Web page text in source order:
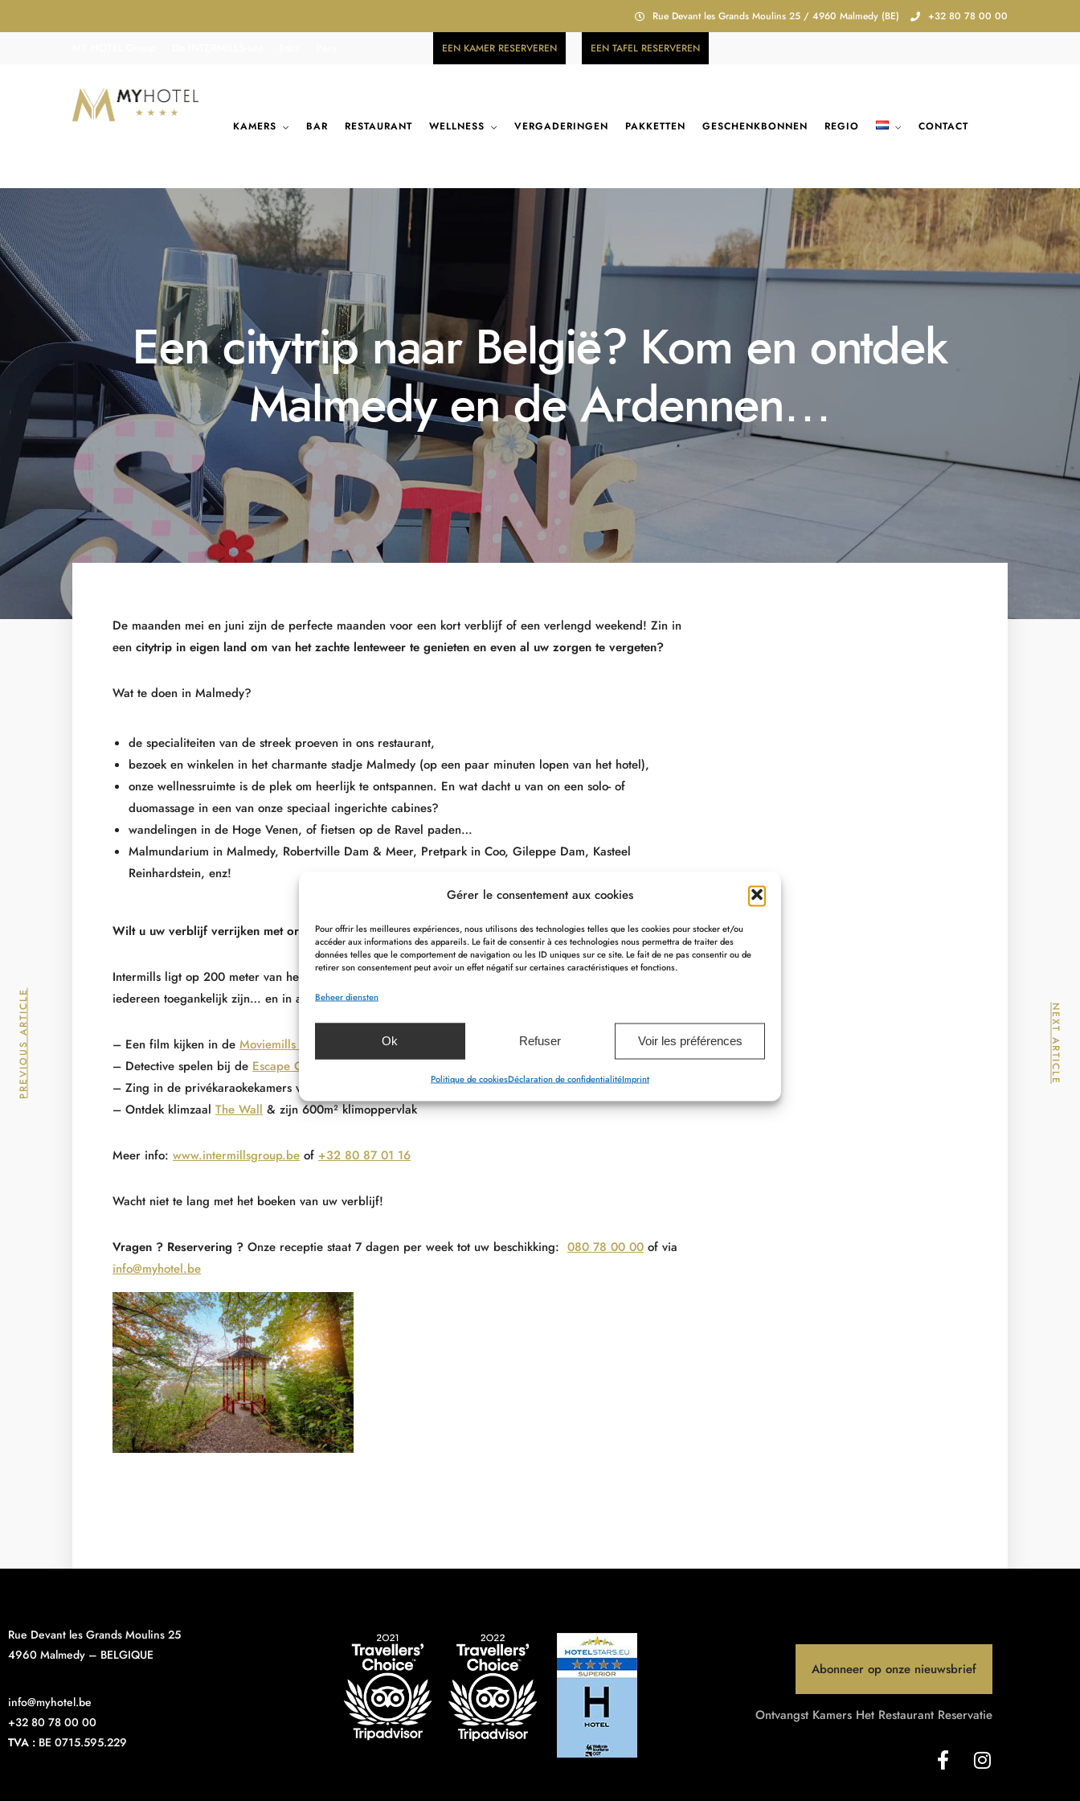
Gérer le consentement aux cookies
Pour offrir les meilleures expériences, nous utilisons des technologies telles que les cookies pour stocker et/ou
accéder aux informations des appareils. Le fait de consentir à ces technologies nous permettra de traiter des
données telles que le comportement de navigation ou les ID uniques sur ce site. Le fait de ne pas consentir ou de
retirer son consentement peut avoir un effet négatif sur certaines caractéristiques et fonctions.
Beheer diensten
Ok Refuser Voir les préférences
Politique de cookiesDéclaration de confidentialitéImprint
Rue Devant les Grands Moulins 25 / 4960 Malmedy (BE) +32 80 78 00 00
EEN KAMER RESERVEREN EEN TAFEL RESERVEREN
KAMERS BAR RESTAURANT WELLNESS VERGADERINGEN PAKKETTEN GESCHENKBONNEN REGIO CONTACT
Een citytrip naar België? Kom en ontdek
Malmedy en de Ardennen…
De maanden mei en juni zijn de perfecte maanden voor een kort verblijf of een verlengd weekend! Zin in
een citytrip in eigen land om van het zachte lenteweer te genieten en even al uw zorgen te vergeten?
Wat te doen in Malmedy?
de specialiteiten van de streek proeven in ons restaurant,
bezoek en winkelen in het charmante stadje Malmedy (op een paar minuten lopen van het hotel),
onze wellnessruimte is de plek om heerlijk te ontspannen. En wat dacht u van on een solo- of
duomassage in een van onze speciaal ingerichte cabines?
wandelingen in de Hoge Venen, of fietsen op de Ravel paden…
Malmundarium in Malmedy, Robertville Dam & Meer, Pretpark in Coo, Gileppe Dam, Kasteel
Reinhardstein, enz!
Wilt u uw verblijf verrijken met originele en leuke activiteiten?
Intermills ligt op 200 meter van het MY HOTEL en biedt een brede waaier aan activiteiten die voor
iedereen toegankelijk zijn… en in alle weersomstandigheden!
– Een film kijken in de Moviemills Cinema
– Detective spelen bij de Escape Challenge
– Zing in de privékaraokekamers van
– Ontdek klimzaal The Wall & zijn 600m² klimoppervlak
Meer info: www.intermillsgroup.be of +32 80 87 01 16
Wacht niet te lang met het boeken van uw verblijf!
Vragen ? Reservering ? Onze receptie staat 7 dagen per week tot uw beschikking: 080 78 00 00 of via
info@myhotel.be
PREVIOUS ARTICLE NEXT ARTICLE
Rue Devant les Grands Moulins 25
4960 Malmedy – BELGIQUE
info@myhotel.be
+32 80 78 00 00
TVA : BE 0715.595.229
Abonneer op onze nieuwsbrief
Ontvangst Kamers Het Restaurant Reservatie